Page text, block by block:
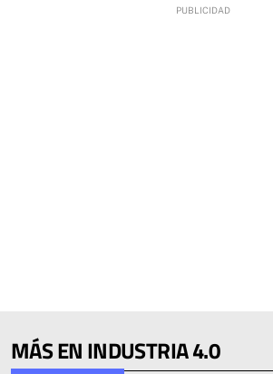
MÁS EN INDUSTRIA 4.0